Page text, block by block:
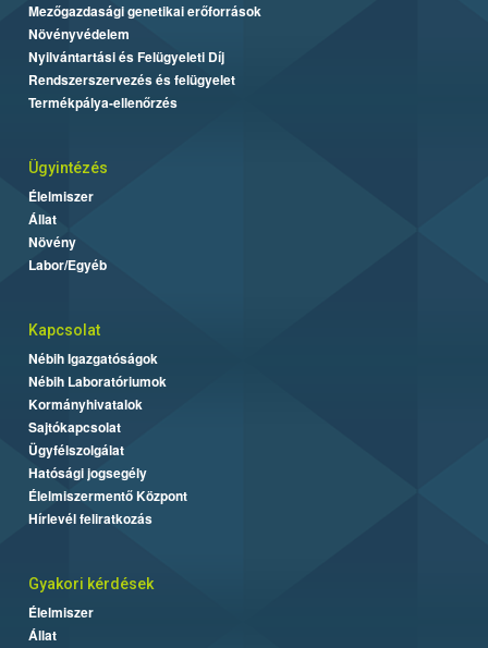
Mezőgazdasági genetikai erőforrások
Növényvédelem
Nyilvántartási és Felügyeleti Díj
Rendszerszervezés és felügyelet
Termékpálya-ellenőrzés
Ügyintézés
Élelmiszer
Állat
Növény
Labor/Egyéb
Kapcsolat
Nébih Igazgatóságok
Nébih Laboratóriumok
Kormányhivatalok
Sajtókapcsolat
Ügyfélszolgálat
Hatósági jogsegély
Élelmiszermentő Központ
Hírlevél feliratkozás
Gyakori kérdések
Élelmiszer
Állat